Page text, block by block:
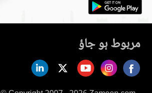
مربوط ہو جاؤ